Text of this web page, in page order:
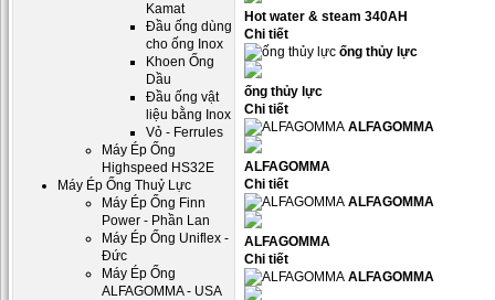
Kamat
Đầu ống dùng
cho ống Inox
Khoen Ống
Dầu
Đầu ống vật
liệu bằng Inox
Vỏ - Ferrules
Máy Ép Ống
Highspeed HS32E
Máy Ép Ống Thuỷ Lực
Máy Ép Ống Finn
Power - Phần Lan
Máy Ép Ống Uniflex -
Đức
Máy Ép Ống
ALFAGOMMA - USA
Hot water & steam 340AH
Chi tiết
ống thủy lực
ống thủy lực
Chi tiết
ALFAGOMMA
ALFAGOMMA
Chi tiết
ALFAGOMMA
ALFAGOMMA
Chi tiết
ALFAGOMMA